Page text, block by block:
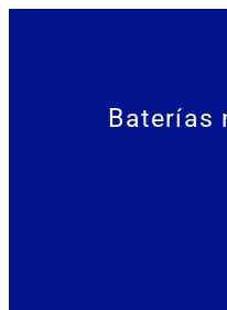
Baterías